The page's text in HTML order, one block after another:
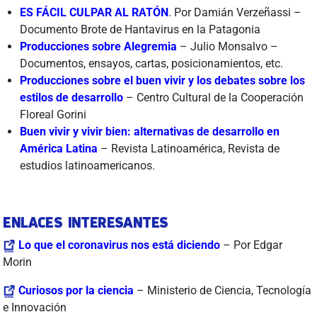
ES FÁCIL CULPAR AL RATÓN. Por Damián Verzeñassi –
Documento Brote de Hantavirus en la Patagonia
Producciones sobre Alegremia – Julio Monsalvo –
Documentos, ensayos, cartas, posicionamientos, etc.
Producciones sobre el buen vivir y los debates sobre los
estilos de desarrollo – Centro Cultural de la Cooperación
Floreal Gorini
Buen vivir y vivir bien: alternativas de desarrollo en
América Latina – Revista Latinoamérica, Revista de
estudios latinoamericanos.
ENLACES INTERESANTES
Lo que el coronavirus nos está diciendo – Por Edgar
Morin
Curiosos por la ciencia – Ministerio de Ciencia, Tecnología
e Innovación